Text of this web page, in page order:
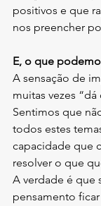
positivos e que
nos preencher
E, o que
A sensação de
muitas vezes
Sentimos que
todos estes
capacidade que
resolver o que
A verdade é que
pensamento